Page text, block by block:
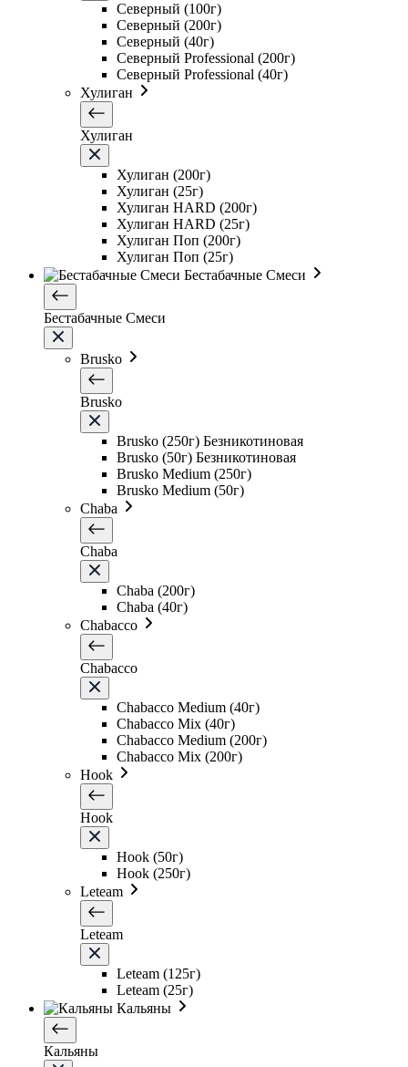
Северный (100г)
Северный (200г)
Северный (40г)
Северный Professional (200г)
Северный Professional (40г)
Хулиган
Хулиган
Хулиган (200г)
Хулиган (25г)
Хулиган HARD (200г)
Хулиган HARD (25г)
Хулиган Поп (200г)
Хулиган Поп (25г)
Бестабачные Смеси
Бестабачные Смеси
Brusko
Brusko
Brusko (250г) Безникотиновая
Brusko (50г) Безникотиновая
Brusko Medium (250г)
Brusko Medium (50г)
Chaba
Chaba
Chaba (200г)
Chaba (40г)
Chabacco
Chabacco
Chabacco Medium (40г)
Chabacco Mix (40г)
Chabacco Medium (200г)
Chabacco Mix (200г)
Hook
Hook
Hook (50г)
Hook (250г)
Leteam
Leteam
Leteam (125г)
Leteam (25г)
Кальяны
Кальяны